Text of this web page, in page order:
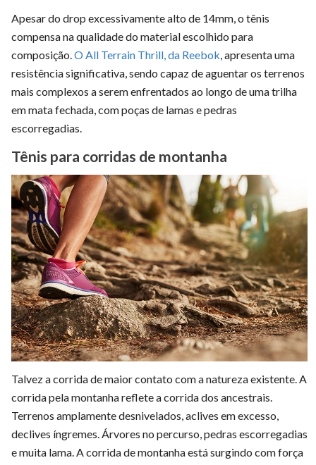
Apesar do drop excessivamente alto de 14mm, o tênis
compensa na qualidade do material escolhido para
composição. O All Terrain Thrill, da Reebok , apresenta uma
resistência significativa, sendo capaz de aguentar os terrenos
mais complexos a serem enfrentados ao longo de uma trilha
em mata fechada, com poças de lamas e pedras
escorregadias.
Tênis para corridas de montanha
Talvez a corrida de maior contato com a natureza existente. A
corrida pela montanha reflete a corrida dos ancestrais.
Terrenos amplamente desnivelados, aclives em excesso,
declives íngremes. Árvores no percurso, pedras escorregadias
e muita lama. A corrida de montanha está surgindo com força